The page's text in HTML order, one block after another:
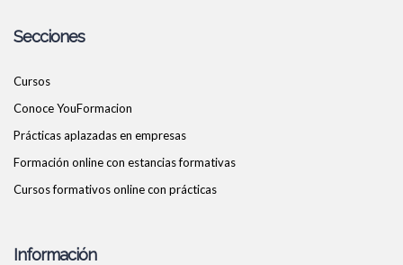
Secciones
Cursos
Conoce YouFormacion
Prácticas aplazadas en empresas
Formación online con estancias formativas
Cursos formativos online con prácticas
Información